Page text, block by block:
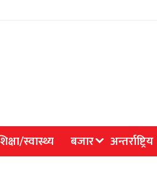
स्वास्थ्य बजार अन्तर्राष्ट्रिय